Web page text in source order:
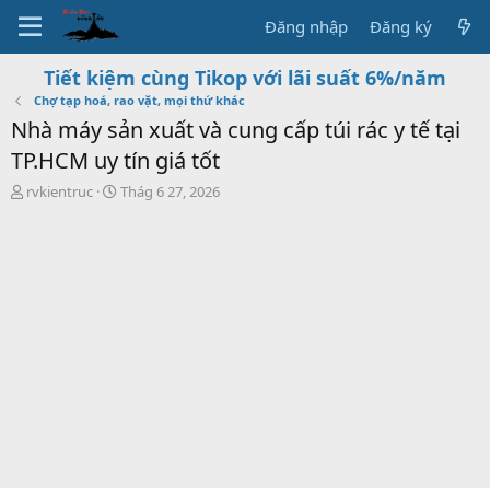
Đăng nhập Đăng ký
Tiết kiệm cùng Tikop với lãi suất 6%/năm
Chợ tạp hoá, rao vặt, mọi thứ khác
Nhà máy sản xuất và cung cấp túi rác y tế tại
TP.HCM uy tín giá tốt
T
rvkientruc
S
Thág 6 27, 2026